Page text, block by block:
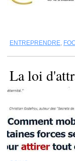
ENTREPRENDRE,
La loi